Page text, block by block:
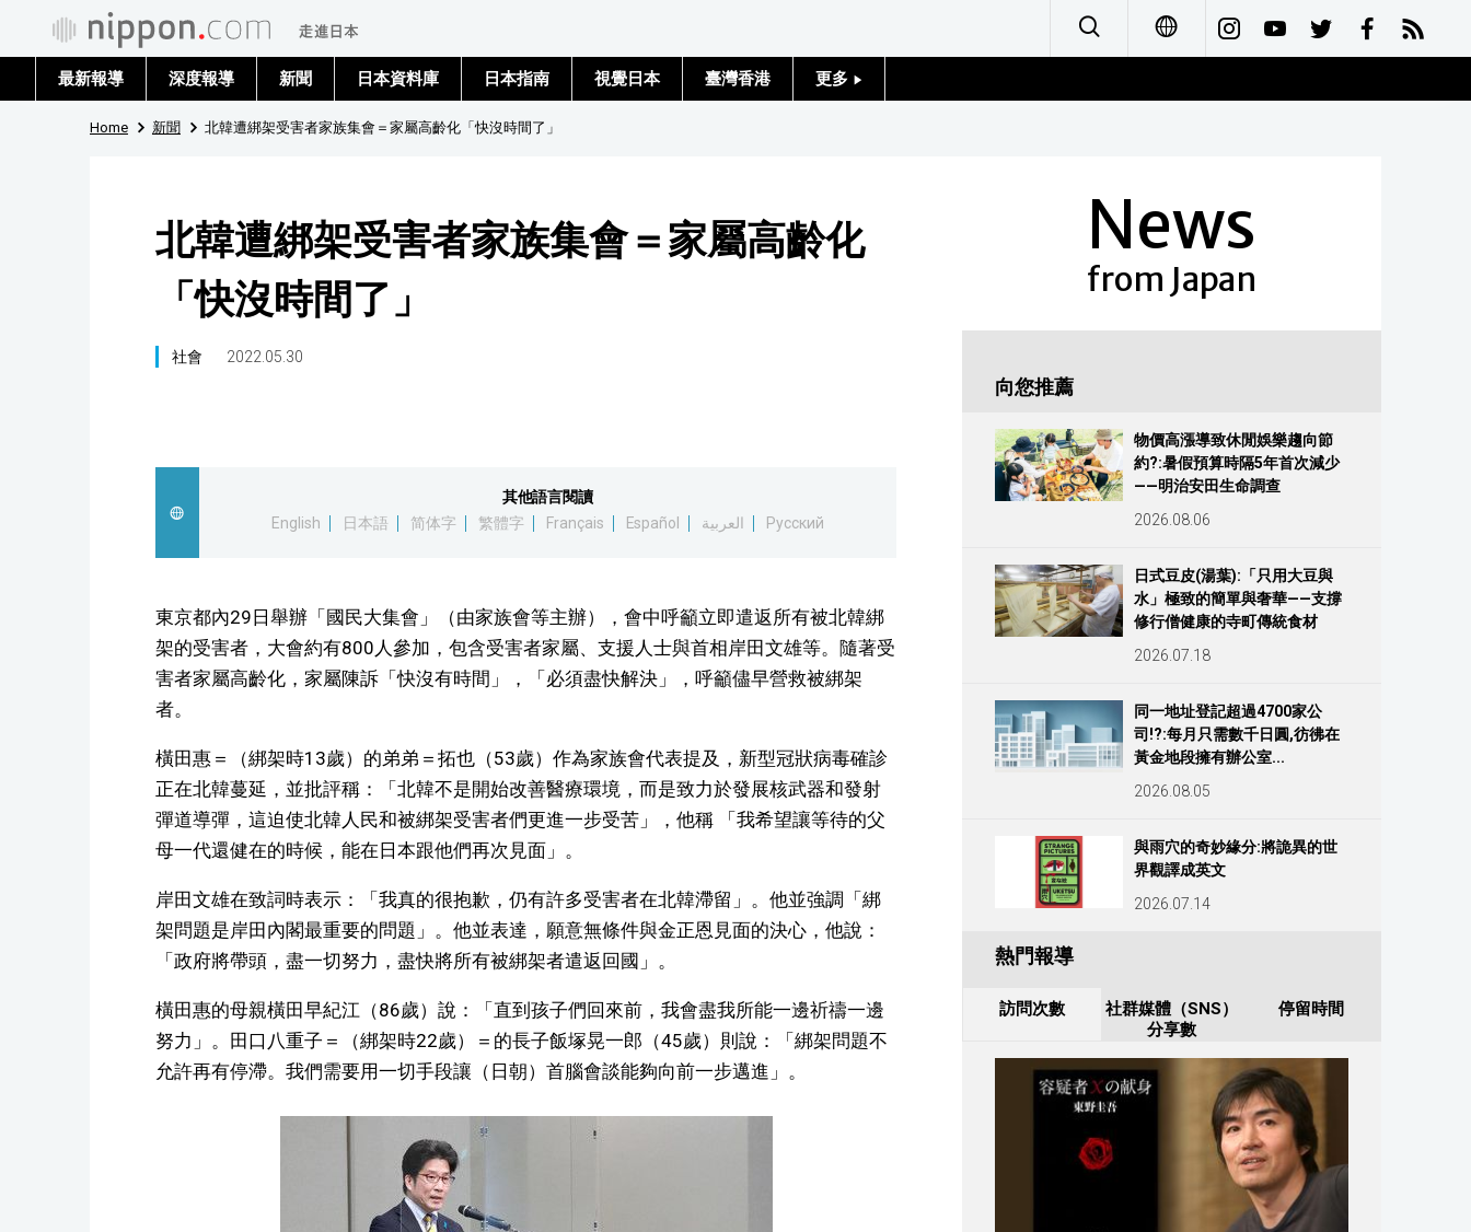
Français
最新報導 深度報導 新聞 日本資料庫 日本指南 視覺日本 臺灣香港 更多
政治外交
生活
東京
編輯部通知
Home 新聞 北韓遭綁架受害者家族集會＝家屬高齡化「快沒時間了」
北韓遭綁架受害者家族集會＝家屬高齡化
「快沒時間了」
社會 2022.05.30
其他語言閱讀
English
日本語 简体字 繁體字 Français Español العربية Русский
東京都內29日舉辦「國民大集會」（由家族會等主辦），會中呼籲立即遣返所有被北韓綁
架的受害者，大會約有800人參加，包含受害者家屬、支援人士與首相岸田文雄等。隨著受
害者家屬高齡化，家屬陳訴「快沒有時間」，「必須盡快解決」，呼籲儘早營救被綁架
者。
橫田惠＝（綁架時13歲）的弟弟＝拓也（53歲）作為家族會代表提及，新型冠狀病毒確診
正在北韓蔓延，並批評稱：「北韓不是開始改善醫療環境，而是致力於發展核武器和發射
彈道導彈，這迫使北韓人民和被綁架受害者們更進一步受苦」，他稱 「我希望讓等待的父
母一代還健在的時候，能在日本跟他們再次見面」。
岸田文雄在致詞時表示：「我真的很抱歉，仍有許多受害者在北韓滯留」。他並強調「綁
架問題是岸田內閣最重要的問題」。他並表達，願意無條件與金正恩見面的決心，他說：
「政府將帶頭，盡一切努力，盡快將所有被綁架者遣返回國」。
橫田惠的母親橫田早紀江（86歲）說：「直到孩子們回來前，我會盡我所能一邊祈禱一邊
努力」。田口八重子＝（綁架時22歲）＝的長子飯塚晃一郎（45歲）則說：「綁架問題不
允許再有停滯。我們需要用一切手段讓（日朝）首腦會談能夠向前一步邁進」。
News
from Japan
向您推薦
物價高漲導致休閒娛樂趨向節
約?:暑假預算時隔5年首次減少
——明治安田生命調查
2026.08.06
日式豆皮(湯葉):「只用大豆與
水」極致的簡單與奢華——支撐
修行僧健康的寺町傳統食材
2026.07.18
同一地址登記超過4700家公
司!?:每月只需數千日圓,彷彿在
黃金地段擁有辦公室...
2026.08.05
與雨穴的奇妙緣分:將詭異的世
界觀譯成英文
2026.07.14
熱門報導
訪問次數
社群媒體（SNS）
分享數
停留時間